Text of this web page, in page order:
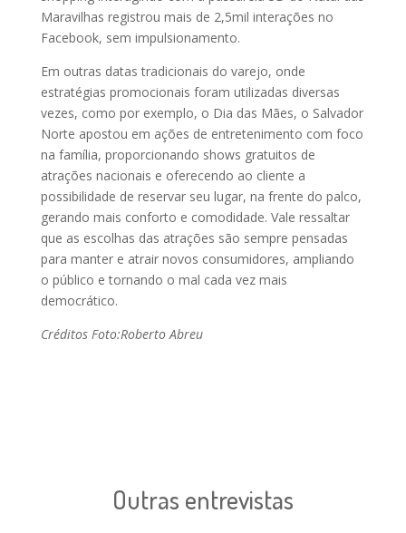
Maravilhas registrou mais de 2,5mil interações no
Facebook, sem impulsionamento.
Em outras datas tradicionais do varejo, onde
estratégias promocionais foram utilizadas diversas
vezes, como por exemplo, o Dia das Mães, o Salvador
Norte apostou em ações de entretenimento com foco
na família, proporcionando shows gratuitos de
atrações nacionais e oferecendo ao cliente a
possibilidade de reservar seu lugar, na frente do palco,
gerando mais conforto e comodidade. Vale ressaltar
que as escolhas das atrações são sempre pensadas
para manter e atrair novos consumidores, ampliando
o público e tornando o mal cada vez mais
democrático.
Créditos Foto:Roberto Abreu
Outras entrevistas